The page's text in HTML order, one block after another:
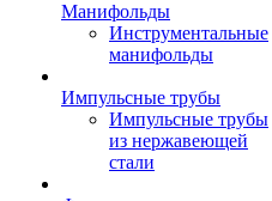
Манифольды
Инструментальные
манифольды
Импульсные трубы
Импульсные трубы
из нержавеющей
стали